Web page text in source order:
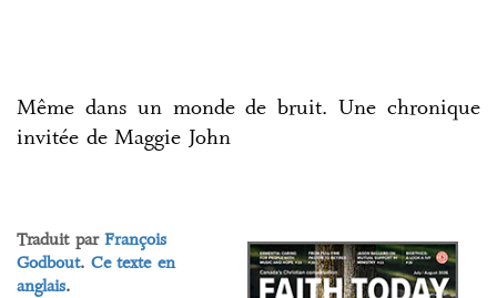
Même dans un monde de bruit. Une chronique
invitée de Maggie John
Traduit par François
Godbout. Ce texte en
anglais.